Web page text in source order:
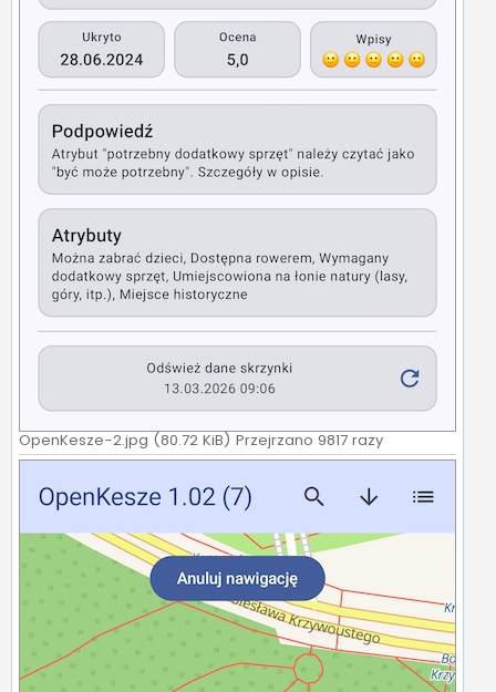
OpenKesze-2.jpg (80.72 KiB) Przejrzano 9817 razy